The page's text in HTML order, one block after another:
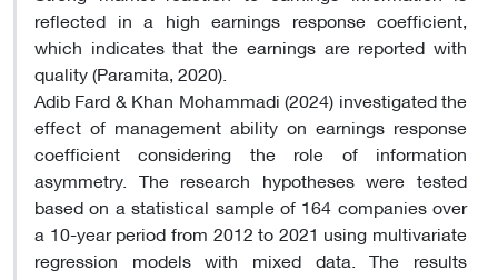
reflected in a high earnings response coefficient,
which indicates that the earnings are reported with
quality (Paramita, 2020).
Adib Fard & Khan Mohammadi (2024) investigated the
effect of management ability on earnings response
coefficient considering the role of information
asymmetry. The research hypotheses were tested
based on a statistical sample of 164 companies over
a 10-year period from 2012 to 2021 using multivariate
regression models with mixed data. The results